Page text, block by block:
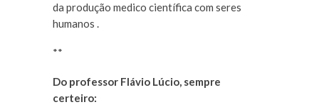
da produção medico científica com seres
humanos .
**
Do professor Flávio Lúcio, sempre
certeiro: